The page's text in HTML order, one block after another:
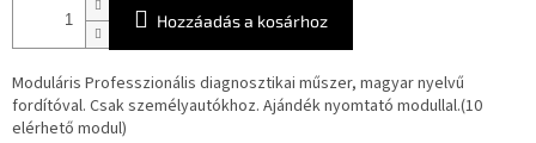
Hozzáadás a kosárhoz
Moduláris Professzionális diagnosztikai műszer, magyar nyelvű
fordítóval. Csak személyautókhoz. Ajándék nyomtató modullal.(10
elérhető modul)